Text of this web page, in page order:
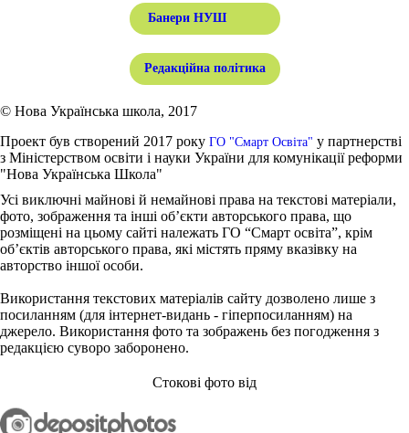
Банери НУШ
Редакційна політика
© Нова Українська школа, 2017
Проект був створений 2017 року ГО "Смарт Освіта" у партнерстві
з Міністерством освіти і науки України для комунікації реформи
"Нова Українська Школа"
Усі виключні майнові й немайнові права на текстові матеріали,
фото, зображення та інші об’єкти авторського права, що
розміщені на цьому сайті належать ГО “Смарт освіта”, крім
об’єктів авторського права, які містять пряму вказівку на
авторство іншої особи.
Використання текстових матеріалів сайту дозволено лише з
посиланням (для інтернет-видань - гіперпосиланням) на
джерело. Використання фото та зображень без погодження з
редакцією суворо заборонено.
Стокові фото від